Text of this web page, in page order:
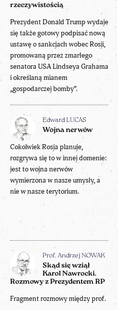
rzeczywistością
Prezydent Donald Trump wydaje
się także gotowy podpisać nową
ustawę o sankcjach wobec Rosji,
promowaną przez zmarłego
senatora USA Lindseya Grahama
i określaną mianem
„gospodarczej bomby”.
Edward LUCAS
Wojna nerwów
Cokolwiek Rosja planuje,
rozgrywa się to w innej domenie:
jest to wojna nerwów
wymierzona w nasze umysły, a
nie w nasze terytorium.
Prof. Andrzej NOWAK
Skąd się wziął
Karol Nawrocki.
Rozmowy z Prezydentem RP
Fragment rozmowy między prof.